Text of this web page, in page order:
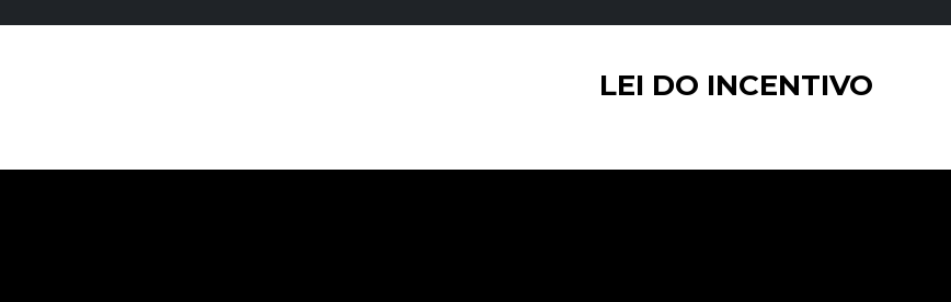
LEI DO INCENTIVO